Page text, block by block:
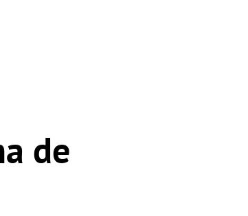
de